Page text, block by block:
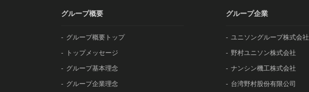
グループ概要
グループ概要トップ
トップメッセージ
グループ基本理念
グループ企業理念
グループ企業
ユニソングループ株式会社
野村ユニソン株式会社
ナンシン機工株式会社
台湾野村股份有限公司